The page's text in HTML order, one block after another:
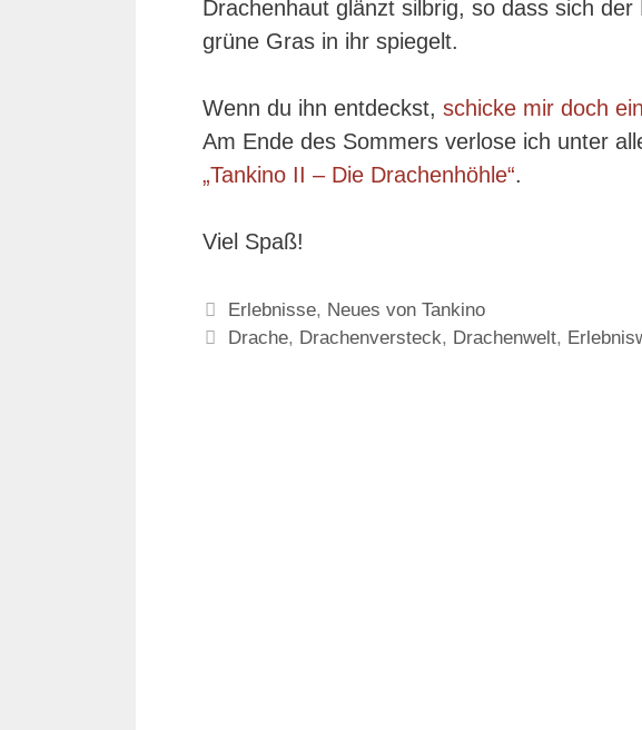
Drachenhaut glänzt silbrig, so dass sich
grüne Gras in ihr spiegelt.
Wenn du ihn entdeckst, schicke mir doch
Am Ende des Sommers verlose ich unter
„Tankino II – Die Drachenhöhle“.
Viel Spaß!
Kategorien
Erlebnisse, Neues von Tankino
Schlagwörter
Drache, Drachenversteck, Drachenwelt,